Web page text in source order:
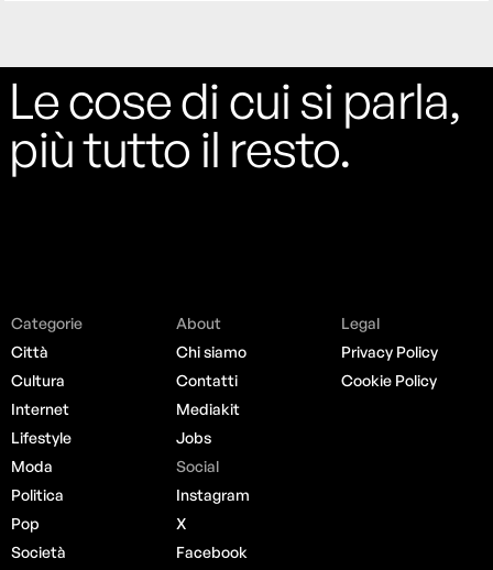
Le cose di cui si parla,
più tutto il resto.
Categorie
Città
Cultura
Internet
Lifestyle
Moda
Politica
Pop
Società
About
Chi siamo
Contatti
Mediakit
Jobs
Social
Instagram
X
Facebook
Legal
Privacy Policy
Cookie Policy